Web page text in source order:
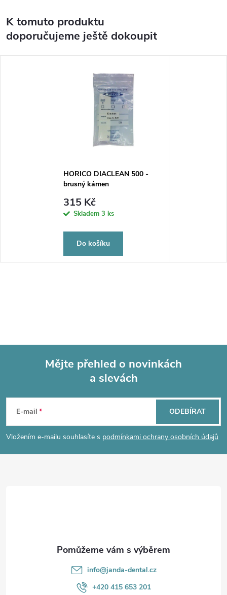
K tomuto produktu
doporučujeme ještě dokoupit
HORICO DIACLEAN 500 -
brusný kámen
315 Kč
Skladem 3 ks
Do košíku
p
Mějte přehled o novinkách
a slevách
E-mail
Vložením e-mailu souhlasíte s podmínkami ochrany osobních údajů
ODEBÍRAT
info@janda-dental.cz
+420 415 653 201